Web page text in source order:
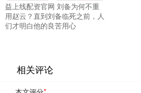
益上线配资官网 刘备为何不重
用赵云？直到刘备临死之前，人
们才明白他的良苦用心
相关评论